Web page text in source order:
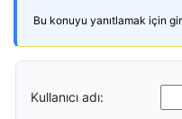
Bu konuyu yanıtlamak için
Kullanıcı adı: